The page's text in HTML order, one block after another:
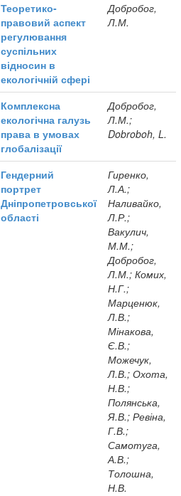
Теоретико-
правовий аспект
регулювання
суспільних
відносин в
екологічній сфері
Добробог,
Л.М.
Комплексна
екологічна галузь
права в умовах
глобалізації
Добробог,
Л.М.;
Dobroboh, L.
Гендерний
портрет
Дніпропетровської
області
Гиренко,
Л.А.;
Наливайко,
Л.Р.;
Вакулич,
М.М.;
Добробог,
Л.М.; Комих,
Н.Г.;
Марценюк,
Л.В.;
Мінакова,
Є.В.;
Можечук,
Л.В.; Охота,
Н.В.;
Полянська,
Я.В.; Ревіна,
Г.В.;
Самотуга,
А.В.;
Толошна,
Н.В.